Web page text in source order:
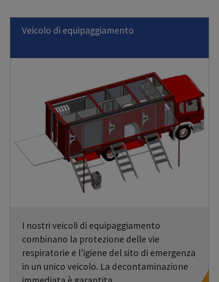
Veicolo di equipaggiamento
I nostri veicoli di equipaggiamento
combinano la protezione delle vie
respiratorie e l'igiene del sito di emergenza
in un unico veicolo. La decontaminazione